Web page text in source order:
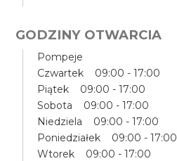
GODZINY OTWARCIA
Pompeje
Czwartek 09:00 - 17:00
Piątek 09:00 - 17:00
Sobota 09:00 - 17:00
Niedziela 09:00 - 17:00
Poniedziałek 09:00 - 17:00
Wtorek 09:00 - 17:00